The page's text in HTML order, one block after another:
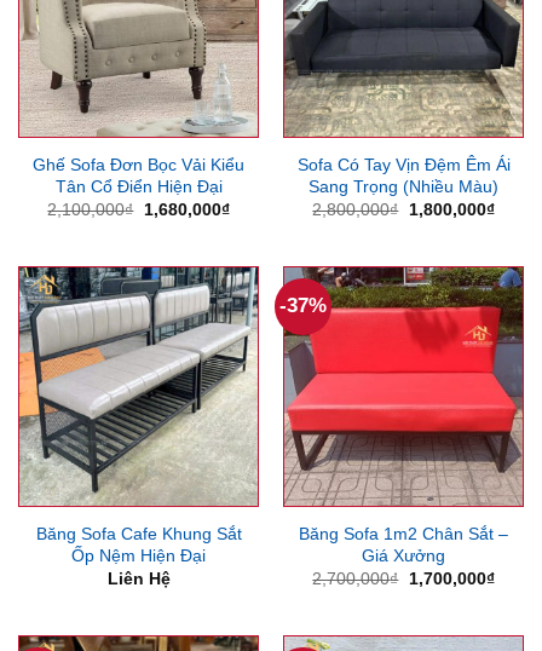
Ghế Sofa Đơn Bọc Vải Kiểu
Tân Cổ Điển Hiện Đại
2,100,000₫
Giá
1,680,000₫Giá
1,680,000₫.
Sofa Có Tay Vịn Đệm Êm Ái
Sang Trọng (Nhiều Màu)
2,800,000₫
Giá
1,800,000₫Giá
Băng Sofa Cafe Khung Sắt
Ốp Nệm Hiện Đại
Liên Hệ
-37%
Băng Sofa 1m2 Chân Sắt –
Giá Xưởng
2,700,000₫
Giá
1,700,000₫Giá